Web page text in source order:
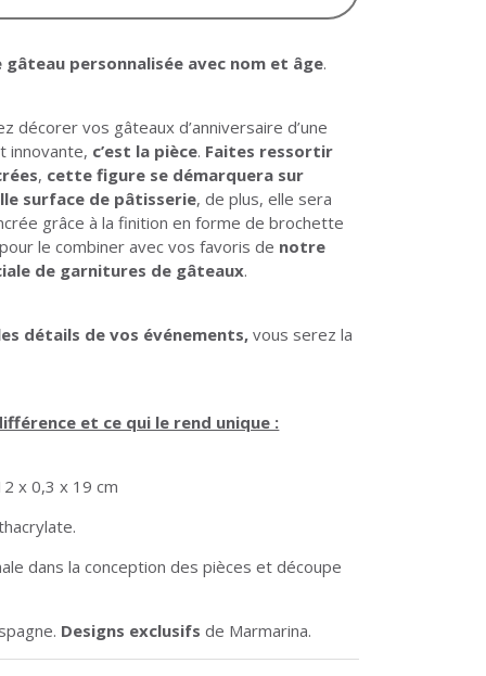
gâteau personnalisée avec nom et âge.
décorer vos gâteaux d’anniversaire d’une
innovante, c’est la pièce. Faites ressortir
, cette figure se démarquera sur
surface de pâtisserie, de plus, elle sera
grâce à la finition en forme de brochette
pour le combiner avec vos favoris de notre
de garnitures de gâteaux.
détails de vos événements,vous serez la
et ce qui le rend unique :
x 0,3 x 19 cm
dans la conception des pièces et découpe
Designs exclusifs de Marmarina.